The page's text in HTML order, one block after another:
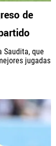
de
Saudita, que
jugadas